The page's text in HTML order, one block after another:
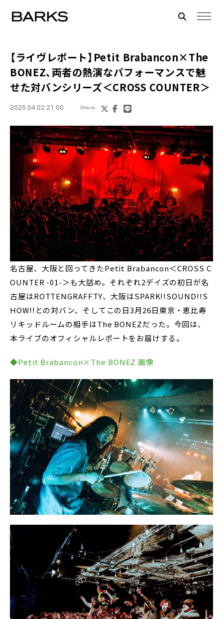
【ライヴレポート】Petit Brabancon×The
BONEZ、両者の熱演なパフォーマンスで魅
せた対バンシリーズ＜CROSS COUNTER＞
2025.04.02 21:00 Share
名古屋、大阪と回ってきたPetit Brabancon＜CROSS C
OUNTER -01-＞も大詰め。それぞれ2デイズの初日が名
古屋はROTTENGRAFFTY、大阪はSPARK!!SOUND!!S
HOW!!との対バン、そしてこの日3月26日東京・恵比寿
リキッドルームの相手はThe BONEZだった。今回は、
本ライブのオフィシャルレポートをお届けする。
◆Petit Brabancon×The BONEZ 画像